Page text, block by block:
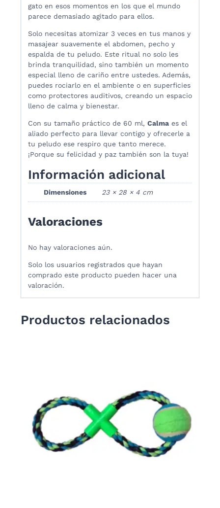
gato en esos momentos en los que el mundo
parece demasiado agitado para ellos.
Solo necesitas atomizar 3 veces en tus manos y
masajear suavemente el abdomen, pecho y
espalda de tu peludo. Este ritual no solo les
brinda tranquilidad, sino también un momento
especial lleno de cariño entre ustedes. Además,
puedes rociarlo en el ambiente o en superficies
como protectores auditivos, creando un espacio
lleno de calma y bienestar.
Con su tamaño práctico de 60 ml, Calma es el
aliado perfecto para llevar contigo y ofrecerle a
tu peludo ese respiro que tanto merece.
¡Porque su felicidad y paz también son la tuya!
Información adicional
Dimensiones 23 × 28 × 4 cm
Valoraciones
No hay valoraciones aún.
Solo los usuarios registrados que hayan
comprado este producto pueden hacer una
valoración.
Productos relacionados